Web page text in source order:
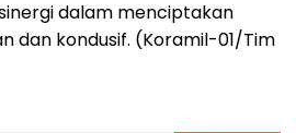
dalam menciptakan
dan kondusif. (Koramil-01/Tim